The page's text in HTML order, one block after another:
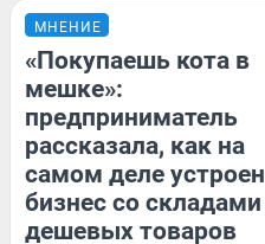
МНЕНИЕ
«Покупаешь кота в
мешке»:
предприниматель
рассказала, как на
самом деле устроен
бизнес со складами
дешевых товаров